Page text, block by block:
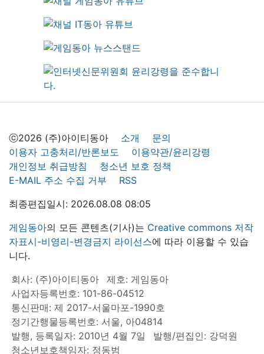
ⓒ2026 (주)아이티동아 소개
문의
이용자 고충처리/반론보도
이용약관/윤리강령
개인정보 취급방침
청소년 보호 정책
E-MAIL 주소 수집 거부
RSS
최종편집일시: 2026.08.08 08:05
게임동아의 모든 콘텐츠(기사)는 Creative commons 저작
자표시-비영리-변경금지 라이선스에 따라 이용할 수 있습
니다.
회사: (주)아이티동아
제호: 게임동아
사업자등록번호: 101-86-04512
통신판매: 제 2017-서울마포-1990호
정기간행물등록번호: 서울, 아04814
발행, 등록일자: 2010년 4월 7일
발행/편집인: 강덕원
청소년보호책임자: 정동범